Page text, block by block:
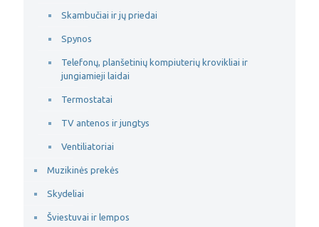
Skambučiai ir jų priedai
Spynos
Telefonų, planšetinių kompiuterių krovikliai ir
jungiamieji laidai
Termostatai
TV antenos ir jungtys
Ventiliatoriai
Muzikinės prekės
Skydeliai
Šviestuvai ir lempos